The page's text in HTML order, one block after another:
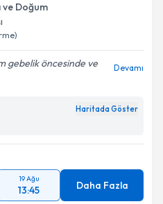
ilişkinAydınlatma
kişisel verilerimin belirtilen
ve Doğum
gebelik öncesinde ve
Devamı
Haritada Göster
19 Ağu
13:45 Daha Fazla